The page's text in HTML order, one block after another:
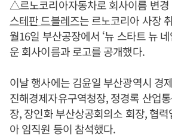
△르노코리아자동차로 회사이름 변경
스테판 드블레즈는 르노코리아 사장
월16일 부산공장에서 ‘뉴 스타트 뉴
운 회사이름과 로고를 공개했다.
이날 행사에는 김윤일 부산광역시 경
진해경제자유구역청장, 정경록 산업
장, 장인화 부산상공회의소 회장, 협
아 임직원 등이 참석했다.